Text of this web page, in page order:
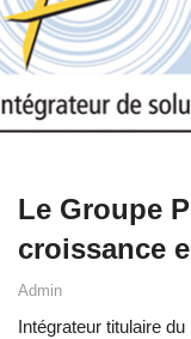
Le Groupe
croissance
Admin
Intégrateur titulaire